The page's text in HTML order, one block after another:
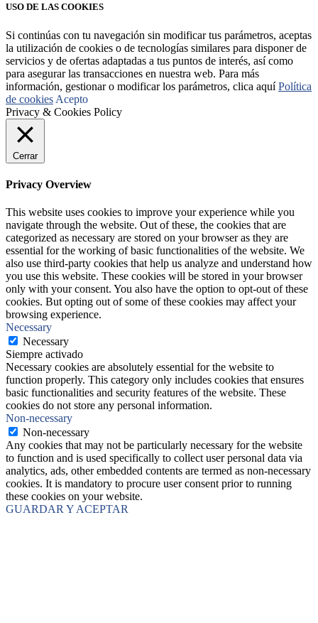
USO DE LAS COOKIES
Si continúas con tu navegación sin modificar tus parámetros, aceptas
la utilización de cookies o de tecnologías similares para disponer de
servicios y de ofertas adaptadas a tus puntos de interés, así como
para asegurar las transacciones en nuestra web. Para más
información, gestionar o modificar los parámetros, clica aquíPolítica
de cookies Acepto
Privacy & Cookies Policy
Cerrar
Privacy Overview
This website uses cookies to improve your experience while you
navigate through the website. Out of these, the cookies that are
categorized as necessary are stored on your browser as they are
essential for the working of basic functionalities of the website. We
also use third-party cookies that help us analyze and understand how
you use this website. These cookies will be stored in your browser
only with your consent. You also have the option to opt-out of these
cookies. But opting out of some of these cookies may affect your
browsing experience.
Necessary
Necessary
Siempre activado
Necessary cookies are absolutely essential for the website to
function properly. This category only includes cookies that ensures
basic functionalities and security features of the website. These
cookies do not store any personal information.
Non-necessary
Non-necessary
Any cookies that may not be particularly necessary for the website
to function and is used specifically to collect user personal data via
analytics, ads, other embedded contents are termed as non-necessary
cookies. It is mandatory to procure user consent prior to running
these cookies on your website.
GUARDAR Y ACEPTAR